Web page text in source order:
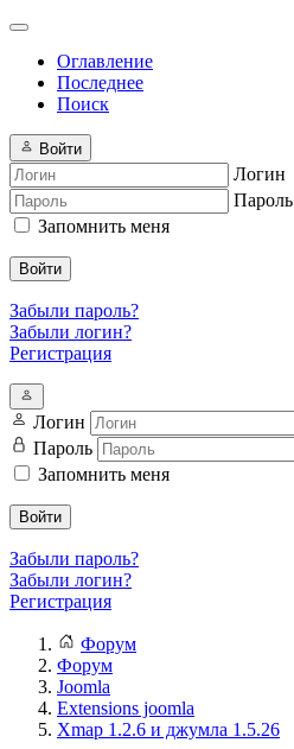
Оглавление
Последнее
Поиск
Войти
Логин
Пароль
Запомнить меня
Войти
Забыли пароль?
Забыли логин?
Регистрация
Логин
Пароль
Запомнить меня
Войти
Забыли пароль?
Забыли логин?
Регистрация
Форум
Форум
Joomla
Extensions joomla
Xmap 1.2.6 и джумла 1.5.26